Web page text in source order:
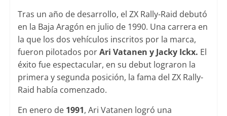
Tras un año de desarrollo, el ZX Rally-Raid debutó
en la Baja Aragón en julio de 1990. Una carrera en
la que los dos vehículos inscritos por la marca,
fueron pilotados porAri Vatanen y Jacky Ickx. El
éxito fue espectacular, en su debut lograron la
primera y segunda posición, la fama del ZX Rally-
Raid había comenzado.
En enero de 1991, Ari Vatanen logró una